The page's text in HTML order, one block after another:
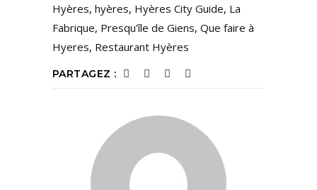
Hyères, hyères, Hyères City Guide, La
Fabrique, Presqu'île de Giens, Que faire à
Hyeres, Restaurant Hyères
PARTAGEZ :